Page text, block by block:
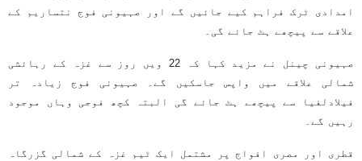
امدادی ٹرک فراہم کیے جائیں گے اور صہیونی فوج نتساریم کے
علاقے سے پیچھے ہٹ جائے گی۔
صہیونی چینل نے مزید کہا کہ 22 ویں روز سے غزہ کے رہائشی
شمالی علاقے میں واپس جاسکیں گے۔ صہیونی فوج زیادہ تر
فیلادلفیا سے پیچھے ہٹ جائے گی البتہ کچھ فوجی وہاں موجود
رہیں گے۔
قطری اور مصری افواج پر مشتمل ایک ٹیم غزہ کے شمالی گزرگاہ